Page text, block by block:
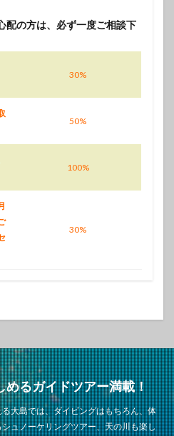
配の方は、必ず一度ご相談下
30%
50%
100%
30%
めるガイドツアー満載！
大島では、ダイビングはもちろん、体
ュノーケリングツアー、天の川も楽し